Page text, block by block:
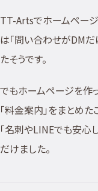
TT-Artsでホームペー
は「問い合わせがDMだ
たそうです。
でもホームページを作っ
「料金案内」をまとめた
「名刺やLINEでも安心
だけました。